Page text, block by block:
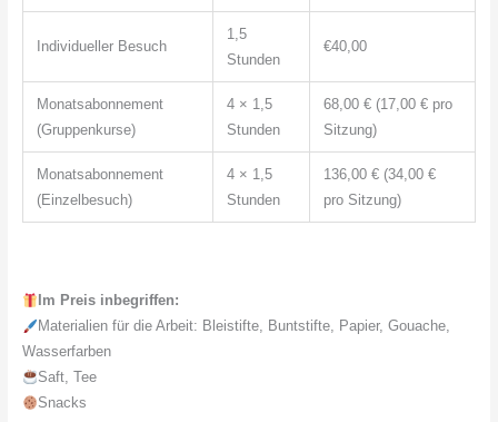
Individueller Besuch
1,5
Stunden
€40,00
Monatsabonnement
(Gruppenkurse)
4 × 1,5
Stunden
68,00 € (17,00 € pro
Sitzung)
Monatsabonnement
(Einzelbesuch)
4 × 1,5
Stunden
136,00 € (34,00 €
pro Sitzung)
Im Preis inbegriffen:
Materialien für die Arbeit: Bleistifte, Buntstifte, Papier, Gouache,
Wasserfarben
Saft, Tee
Snacks